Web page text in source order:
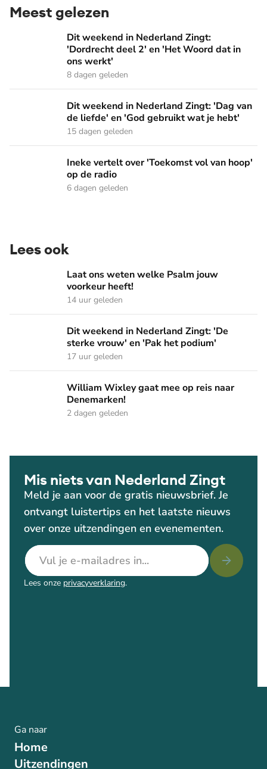
Meest gelezen
Dit weekend in Nederland Zingt: 'Dordrecht deel 2' en
Dit weekend in Nederland Zingt:
'Dordrecht deel 2' en 'Het Woord dat in
ons werkt'
8 dagen geleden
Dit weekend in Nederland Zingt: 'Dag van de liefde' en
Dit weekend in Nederland Zingt: 'Dag van
de liefde' en 'God gebruikt wat je hebt'
15 dagen geleden
Ineke vertelt over 'Toekomst vol van hoop' op de radio
Ineke vertelt over 'Toekomst vol van hoop'
op de radio
6 dagen geleden
Lees ook
Laat ons weten welke Psalm jouw voorkeur heeft!
Laat ons weten welke Psalm jouw
voorkeur heeft!
14 uur geleden
Dit weekend in Nederland Zingt: 'De sterke vrouw' en 'Pak
Dit weekend in Nederland Zingt: 'De
sterke vrouw' en 'Pak het podium'
17 uur geleden
William Wixley gaat mee op reis naar Denemarken!
William Wixley gaat mee op reis naar
Denemarken!
2 dagen geleden
Mis niets van Nederland Zingt
Meld je aan voor de gratis nieuwsbrief. Je
ontvangt luistertips en het laatste nieuws
over onze uitzendingen en evenementen.
E-mailadres
Lees onze privacyverklaring.
Ga naar
Home
Uitzendingen